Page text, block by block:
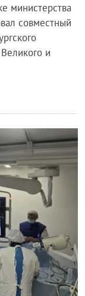
министерства
совместный
и